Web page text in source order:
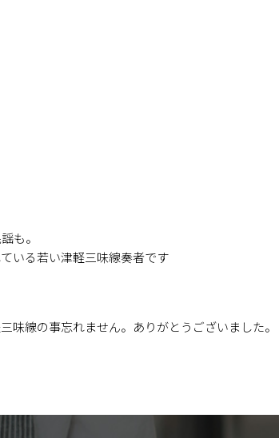
も。
いる若い津軽三味線奏者です
味線の事忘れません。ありがとうございました。